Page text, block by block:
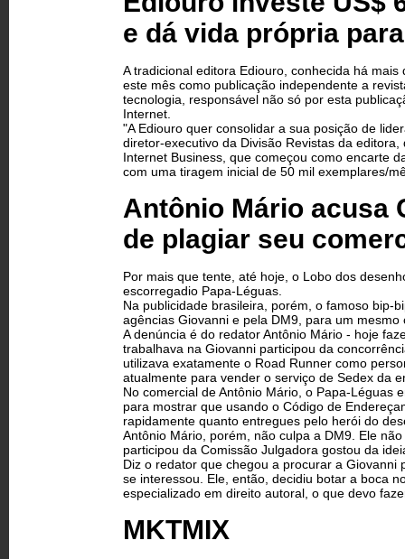
e dá vida própria
A tradicional editora Ediouro, conhecida há
este mês como publicação independente a
tecnologia, responsável não só por esta
Internet.
"A Ediouro quer consolidar a sua posição de
diretor-executivo da Divisão Revistas da
Internet Business, que começou como encarte
com uma tiragem inicial de 50 mil exemplares/
Antônio Mário acusa
de plagiar seu
Por mais que tente, até hoje, o Lobo dos
escorregadio Papa-Léguas.
Na publicidade brasileira, porém, o famoso bip-
agências Giovanni e pela DM9, para um
A denúncia é do redator Antônio Mário - hoje
trabalhava na Giovanni participou da
utilizava exatamente o Road Runner como
atualmente para vender o serviço de Sedex da
No comercial de Antônio Mário, o Papa-Léguas
para mostrar que usando o Código de
rapidamente quanto entregues pelo herói do
Antônio Mário, porém, não culpa a DM9. Ele
participou da Comissão Julgadora gostou da
Diz o redator que chegou a procurar a
se interessou. Ele, então, decidiu botar a boca
especializado em direito autoral, o que devo
MKTMIX